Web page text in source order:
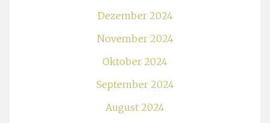
Dezember 2024
November 2024
Oktober 2024
September 2024
August 2024